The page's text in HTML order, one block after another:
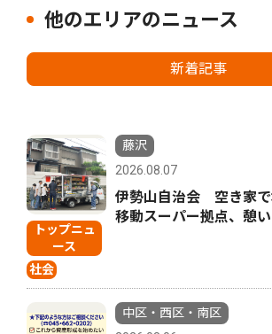
他のエリアのニュース
新着記事
トップニュ
ース
社会
藤沢
2026.08.07
伊勢山自治会 空き家
移動スーパー拠点、憩
中区・西区・南区